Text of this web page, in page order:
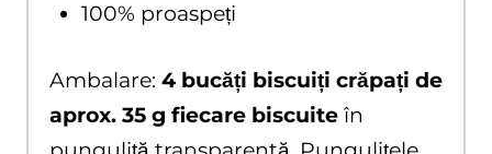
100% proaspeți
Ambalare: 4 bucăți biscuiți crăpați de
aprox. 35 g fiecare biscuite în